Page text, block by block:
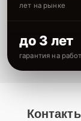
лет на рынке
до 3 лет
гарантия на